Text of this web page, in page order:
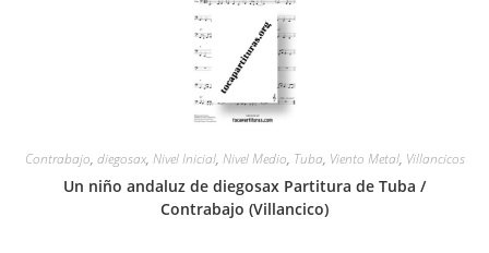
Contrabajo, diegosax, Nivel Inicial, Nivel Medio, Tuba, Viento Metal, Villancicos
Un niño andaluz de diegosax Partitura de Tuba /
Contrabajo (Villancico)